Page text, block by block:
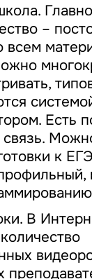
–
всем
Есть
связь.
к
В